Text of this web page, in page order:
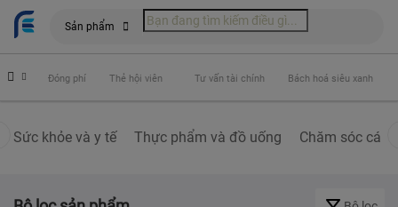
Sản phẩm
Đóng phí Thẻ hội viên Tư vấn tài chính Bách hoá siêu xanh
Sức khỏe và y tế Thực phẩm và đồ uống Chăm sóc cá